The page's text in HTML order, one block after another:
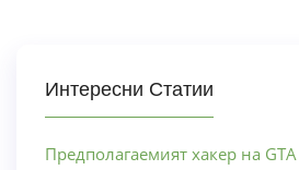
Интересни Статии
Предполагаемият хакер на GTA